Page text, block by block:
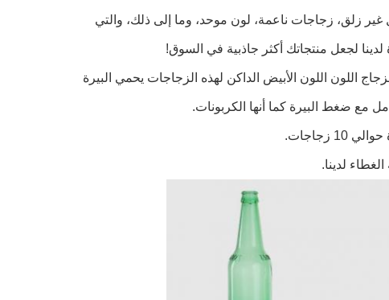
غير زلق، زجاجات ناعمة، لون موحد، وما إلى ذلك، والتي
لدينا لجعل منتجاتك أكثر جاذبية في السوق!
اللون اللون الأبيض الداكن لهذه الزجاجات يحمي البيرة
مع ضغط البيرة كما أنها الكربونات.
لدينا.